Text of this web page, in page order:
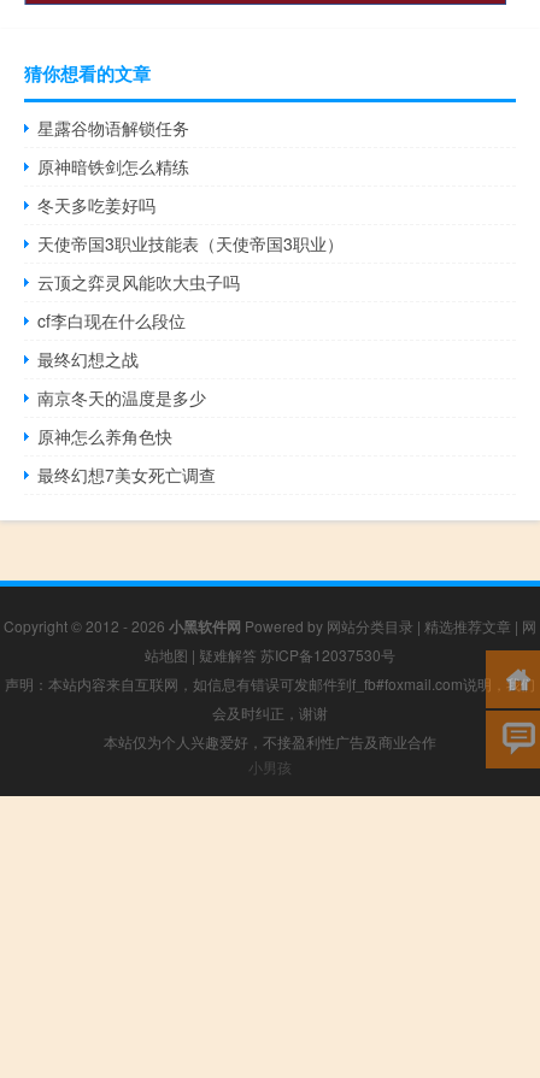
猜你想看的文章
星露谷物语解锁任务
原神暗铁剑怎么精练
冬天多吃姜好吗
天使帝国3职业技能表（天使帝国3职业）
云顶之弈灵风能吹大虫子吗
cf李白现在什么段位
最终幻想之战
南京冬天的温度是多少
原神怎么养角色快
最终幻想7美女死亡调查
Copyright © 2012 - 2026 小黑软件网 Powered by 网站分类目录 | 精选推荐文章 | 网
站地图 | 疑难解答 苏ICP备12037530号
声明：本站内容来自互联网，如信息有错误可发邮件到f_fb#foxmail.com说明，我们
会及时纠正，谢谢
本站仅为个人兴趣爱好，不接盈利性广告及商业合作
小男孩